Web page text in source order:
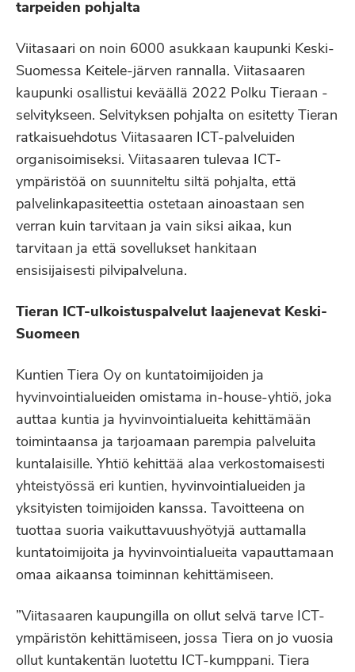
tarpeiden pohjalta
Viitasaari on noin 6000 asukkaan kaupunki Keski-
Suomessa Keitele-järven rannalla. Viitasaaren
kaupunki osallistui keväällä 2022 Polku Tieraan -
selvitykseen. Selvityksen pohjalta on esitetty Tieran
ratkaisuehdotus Viitasaaren ICT-palveluiden
organisoimiseksi. Viitasaaren tulevaa ICT-
ympäristöä on suunniteltu siltä pohjalta, että
palvelinkapasiteettia ostetaan ainoastaan sen
verran kuin tarvitaan ja vain siksi aikaa, kun
tarvitaan ja että sovellukset hankitaan
ensisijaisesti pilvipalveluna.
Tieran ICT-ulkoistuspalvelut laajenevat Keski-
Suomeen
Kuntien Tiera Oy on kuntatoimijoiden ja
hyvinvointialueiden omistama in-house-yhtiö, joka
auttaa kuntia ja hyvinvointialueita kehittämään
toimintaansa ja tarjoamaan parempia palveluita
kuntalaisille. Yhtiö kehittää alaa verkostomaisesti
yhteistyössä eri kuntien, hyvinvointialueiden ja
yksityisten toimijoiden kanssa. Tavoitteena on
tuottaa suoria vaikuttavuushyötyjä auttamalla
kuntatoimijoita ja hyvinvointialueita vapauttamaan
omaa aikaansa toiminnan kehittämiseen.
”Viitasaaren kaupungilla on ollut selvä tarve ICT-
ympäristön kehittämiseen, jossa Tiera on jo vuosia
ollut kuntakentän luotettu ICT-kumppani. Tiera